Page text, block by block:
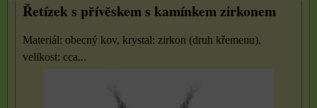
Řetízek s přívěskem s kamínkem zirkonem
Materiál: obecný kov, krystal: zirkon (druh křemenu),
velikost: cca...